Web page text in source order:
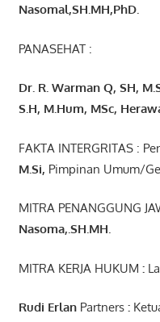
Nasomal,SH.MH,PhD.
PANASEHAT :
Dr. R. Warman Q, SH,
S.H, M.Hum, MSc,
FAKTA INTERGRITAS :
M.Si, Pimpinan Umum/
MITRA PENANGGUNG
Nasoma,.SH.MH.
MITRA KERJA HUKUM :
Rudi ErlanPartners :